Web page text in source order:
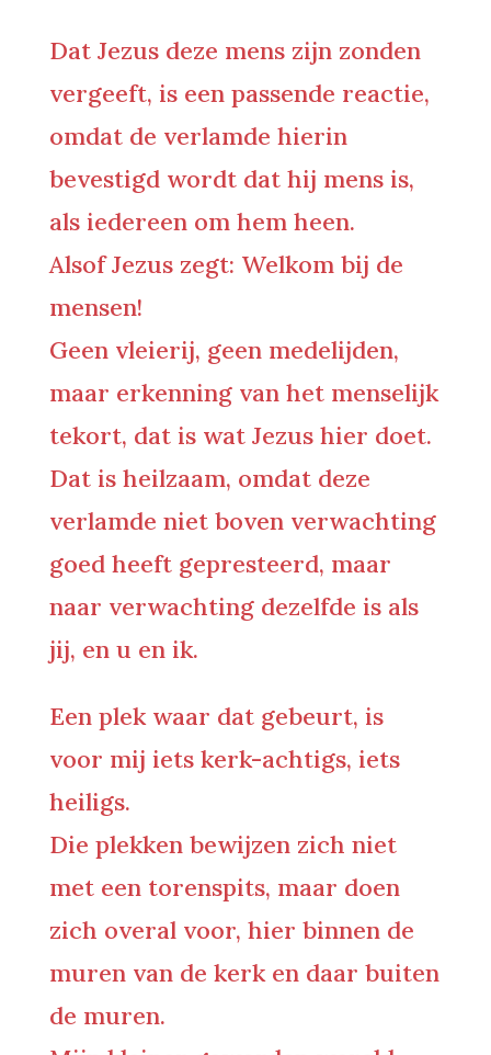
Dat Jezus deze mens zijn zonden
vergeeft, is een passende reactie,
omdat de verlamde hierin
bevestigd wordt dat hij mens is,
als iedereen om hem heen.
Alsof Jezus zegt: Welkom bij de
mensen!
Geen vleierij, geen medelijden,
maar erkenning van het menselijk
tekort, dat is wat Jezus hier doet.
Dat is heilzaam, omdat deze
verlamde niet boven verwachting
goed heeft gepresteerd, maar
naar verwachting dezelfde is als
jij, en u en ik.
Een plek waar dat gebeurt, is
voor mij iets kerk-achtigs, iets
heiligs.
Die plekken bewijzen zich niet
met een torenspits, maar doen
zich overal voor, hier binnen de
muren van de kerk en daar buiten
de muren.